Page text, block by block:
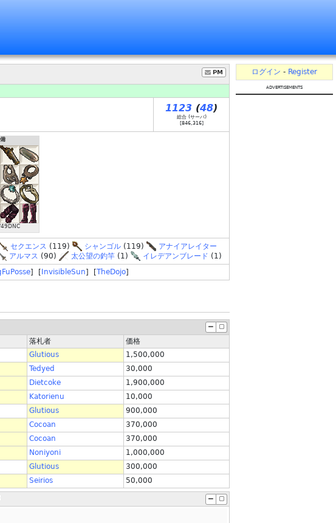
PM
1123 (48)
総合 (サーバ)
[846,316]
セクエンス (119) シャンゴル (119)
アナイアレイター
アルマス (90) 太公望の釣竿 (1) イレデアンブレード (1)
] [ InvisibleSun] [TheDojo]
落札者
価格
Glutious
1,500,000
Tedyed
30,000
Dietcoke
1,900,000
Katorienu
10,000
Glutious
900,000
Cocoan
370,000
Cocoan
370,000
Noniyoni
1,000,000
Glutious
300,000
Seirios 50,000
ログイン - Register
advertisements